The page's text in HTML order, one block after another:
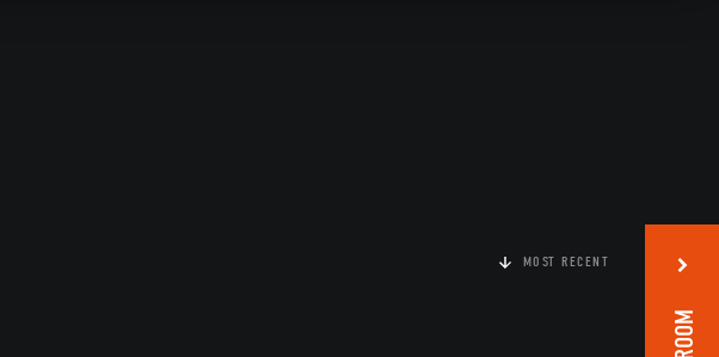
MOST RECENT